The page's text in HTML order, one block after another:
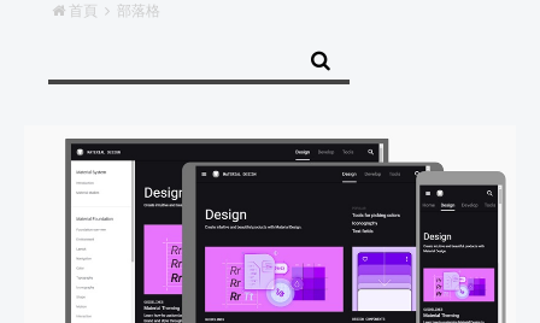
首頁 部落格